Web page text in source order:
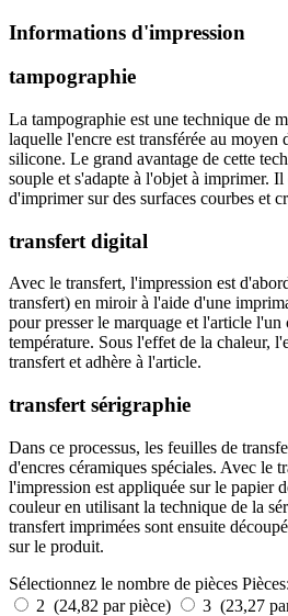
Informations d'impression
tampographie
La tampographie est une technique de
laquelle l'encre est transférée au moyen
silicone. Le grand avantage de cette
souple et s'adapte à l'objet à imprimer.
d'imprimer sur des surfaces courbes et
transfert digital
Avec le transfert, l'impression est
transfert) en miroir à l'aide d'une
pour presser le marquage et l'article l'un
température. Sous l'effet de la chaleur,
transfert et adhère à l'article.
transfert sérigraphie
Dans ce processus, les feuilles de
d'encres céramiques spéciales. Avec le
l'impression est appliquée sur le papier
couleur en utilisant la technique de la
transfert imprimées sont ensuite
sur le produit.
Sélectionnez le nombre de pièces Pièces:
2 (24,82 par pièce)
3 (23,27